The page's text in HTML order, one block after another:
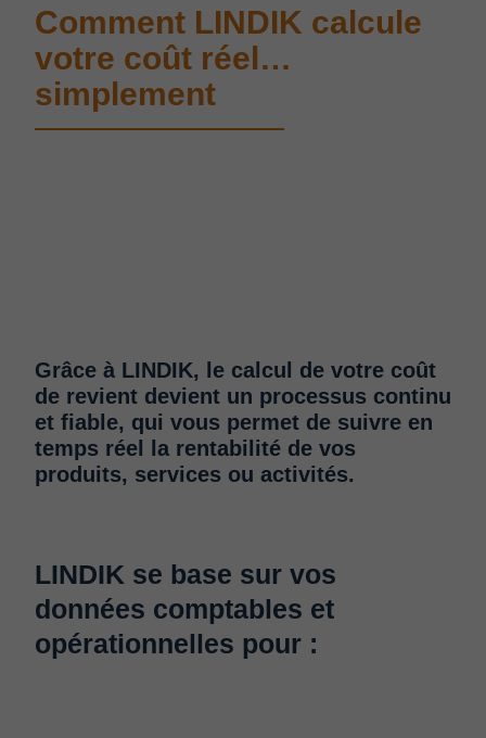
Comment LINDIK calcule
votre coût réel…
simplement
Grâce à LINDIK, le calcul de votre coût
de revient devient un processus continu
et fiable, qui vous permet de suivre en
temps réel la rentabilité de vos
produits, services ou activités.
LINDIK se base sur vos
données comptables et
opérationnelles pour :​